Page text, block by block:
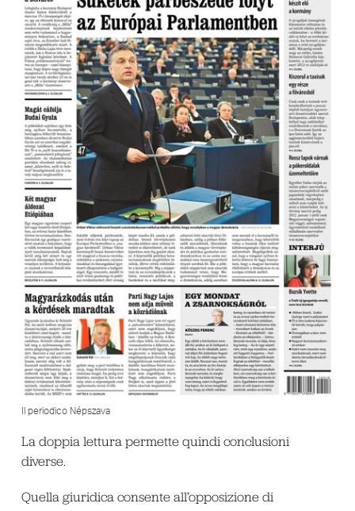
Il periodico Népszava
La doppia lettura permette quindi conclusioni
diverse.
Quella giuridica consente all’opposizione di